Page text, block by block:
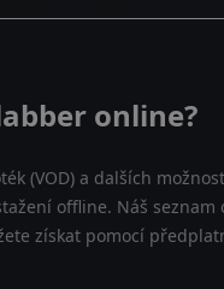
online?
(VOD) a dalších
offline. Náš seznam
získat pomocí